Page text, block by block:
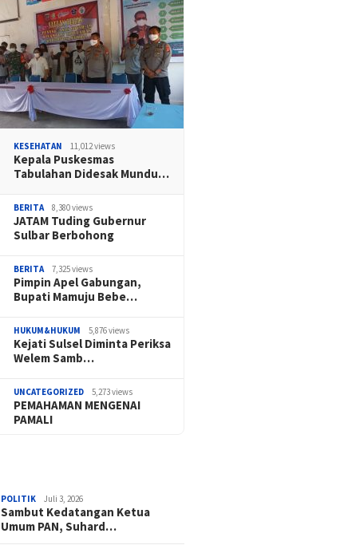
KESEHATAN 11,012 views
Kepala Puskesmas
Tabulahan Didesak Mundu…
BERITA 8,380 views
JATAM Tuding Gubernur
Sulbar Berbohong
BERITA 7,325 views
Pimpin Apel Gabungan,
Bupati Mamuju Bebe…
HUKUM&HUKUM 5,876 views
Kejati Sulsel Diminta Periksa
Welem Samb…
UNCATEGORIZED 5,273 views
PEMAHAMAN MENGENAI
PAMALI
POLITIK Juli 3, 2026
Sambut Kedatangan Ketua
Umum PAN, Suhard…